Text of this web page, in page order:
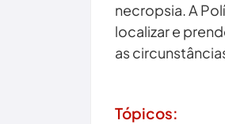
necropsia. A
localizar e
as
Tópicos: